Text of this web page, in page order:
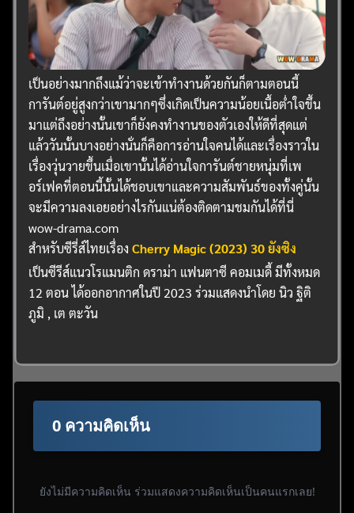
เป็นอย่างมากถึงแม้ว่าจะเข้าทำงานด้วยกันก็ตามตอนนี้
การันต์อยู่สูงกว่าเขามากๆซึ่งเกิดเป็นความน้อยเนื้อต่ำใจขึ้น
มาแต่ถึงอย่างนั้นเขาก็ยังคงทำงานของตัวเองให้ดีที่สุดแต่
แล้ววันนั้นบางอย่างนั่นก็คือการอ่านใจคนได้และเรื่องราวใน
เรื่องวุ่นวายขึ้นเมื่อเขานั้นได้อ่านใจการันต์ชายหนุ่มที่เพ
อร์เฟคที่ตอนนี้นั้นได้ชอบเขาและความสัมพันธ์ของทั้งคู่นั้น
จะมีความลงเอยอย่างไรกันแน่ต้องติดตามชมกันได้ที่นี่
wow-drama.com
สำหรับซีรี่ส์ไทยเรื่องCherry Magic (2023) 30 ยังซิง
เป็นซีรีส์แนวโรแมนติก ดราม่า แฟนตาซี คอมเมดี้ มีทั้งหมด
12 ตอน ได้ออกอากาศในปี 2023 ร่วมแสดงนำโดย นิว ฐิติ
ภูมิ , เต ตะวัน
0 ความคิดเห็น
ยังไม่มีความคิดเห็น ร่วมแสดงความคิดเห็นเป็นคนแรกเลย!